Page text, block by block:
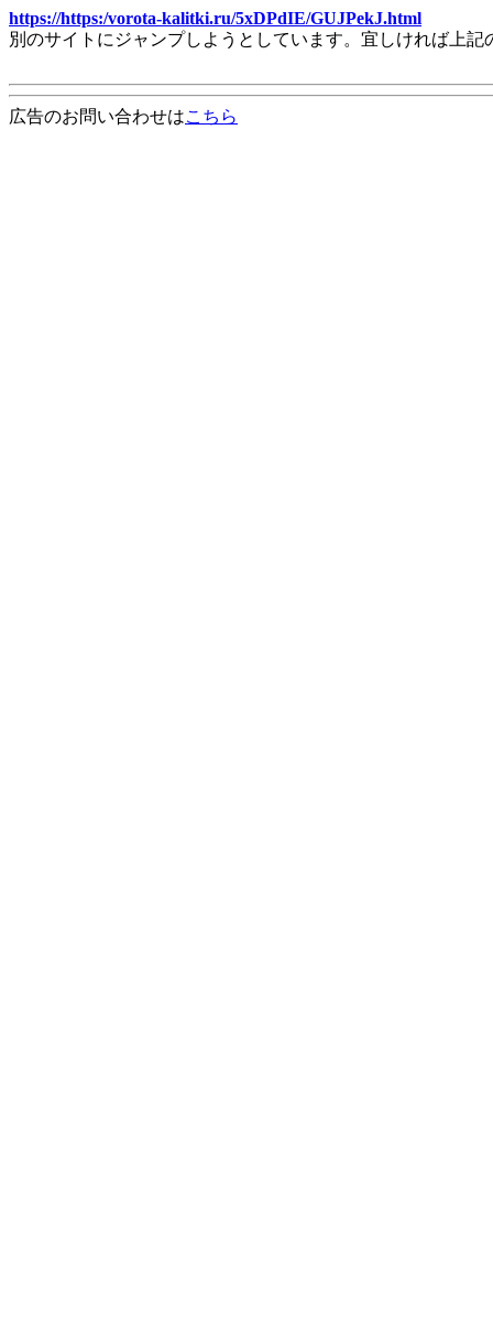
https://https:/vorota-kalitki.ru/5xDPdIE/GUJPekJ.html
別のサイトにジャンプしようとしています。宜しければ上
広告のお問い合わせはこちら